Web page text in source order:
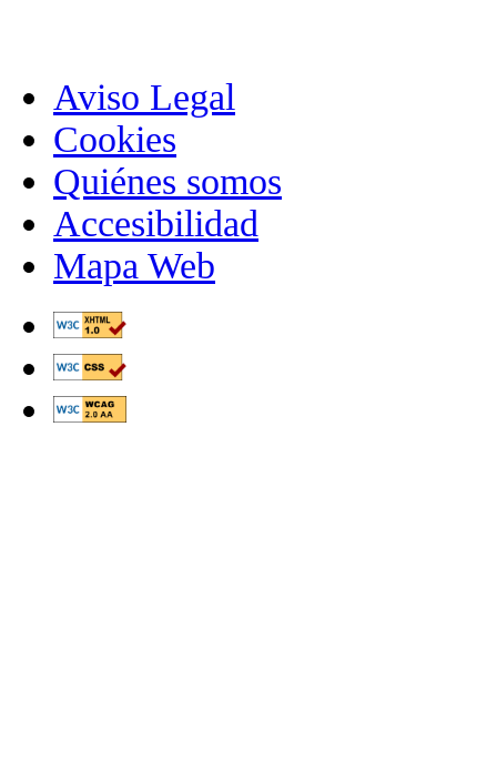
Aviso Legal
Cookies
Quiénes somos
Accesibilidad
Mapa Web